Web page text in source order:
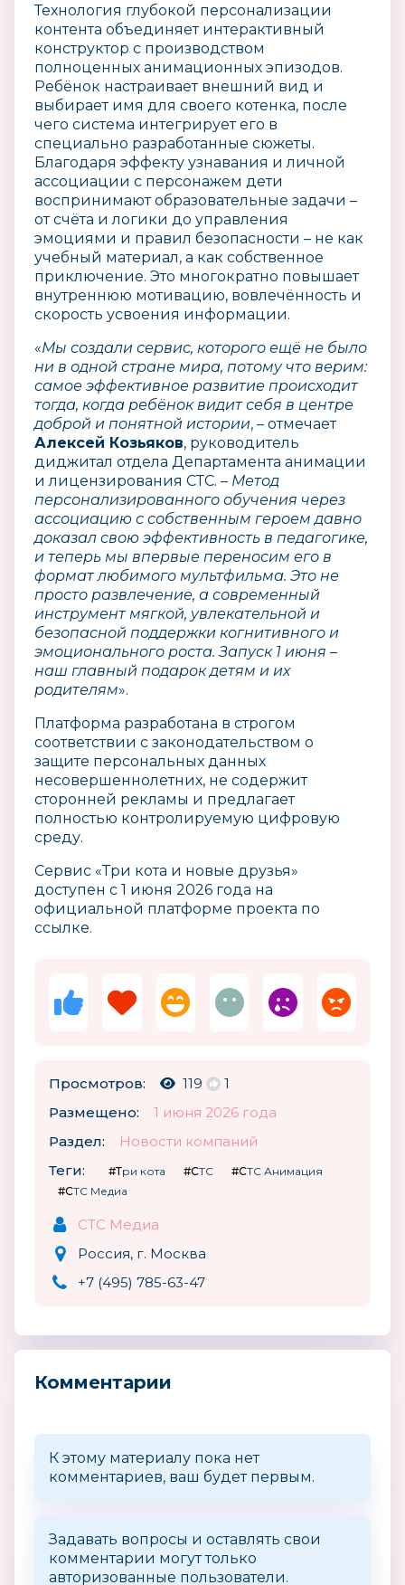
Технология глубокой персонализации
контента объединяет интерактивный
конструктор с производством
полноценных анимационных эпизодов.
Ребёнок настраивает внешний вид и
выбирает имя для своего котенка, после
чего система интегрирует его в
специально разработанные сюжеты.
Благодаря эффекту узнавания и личной
ассоциации с персонажем дети
воспринимают образовательные задачи –
от счёта и логики до управления
эмоциями и правил безопасности – не как
учебный материал, а как собственное
приключение. Это многократно повышает
внутреннюю мотивацию, вовлечённость и
скорость усвоения информации.
«Мы создали сервис, которого ещё не было
ни в одной стране мира, потому что верим:
самое эффективное развитие происходит
тогда, когда ребёнок видит себя в центре
доброй и понятной истории, – отмечает
Алексей Козьяков, руководитель
диджитал отдела Департамента анимации
и лицензирования СТС. – Метод
персонализированного обучения через
ассоциацию с собственным героем давно
доказал свою эффективность в педагогике,
и теперь мы впервые переносим его в
формат любимого мультфильма. Это не
просто развлечение, а современный
инструмент мягкой, увлекательной и
безопасной поддержки когнитивного и
эмоционального роста. Запуск 1 июня –
наш главный подарок детям и их
родителям».
Платформа разработана в строгом
соответствии с законодательством о
защите персональных данных
несовершеннолетних, не содержит
сторонней рекламы и предлагает
полностью контролируемую цифровую
среду.
Сервис «Три кота и новые друзья»
доступен с 1 июня 2026 года на
официальной платформе проекта по
ссылке.
Просмотров: 119
1
Размещено:
1 июня 2026 года
Раздел:
Новости компаний
Теги:
#Три кота #СТС
#СТС Анимация
#СТС Медиа
СТС Медиа
Россия, г. Москва
+7 (495) 785-63-47
Комментарии
К этому материалу пока нет
комментариев, ваш будет первым.
Задавать вопросы и оставлять свои
комментарии могут только
авторизованные пользователи.